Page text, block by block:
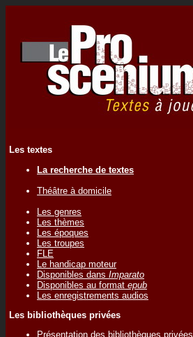
Les textes
La recherche de textes
Théâtre à domicile
Les genres
Les thèmes
Les époques
Les troupes
FLE
Le handicap moteur
Disponibles dans Imparato
Disponibles au format epub
Les enregistrements audios
Les bibliothèques privées
Présentation des bibliothèques privées